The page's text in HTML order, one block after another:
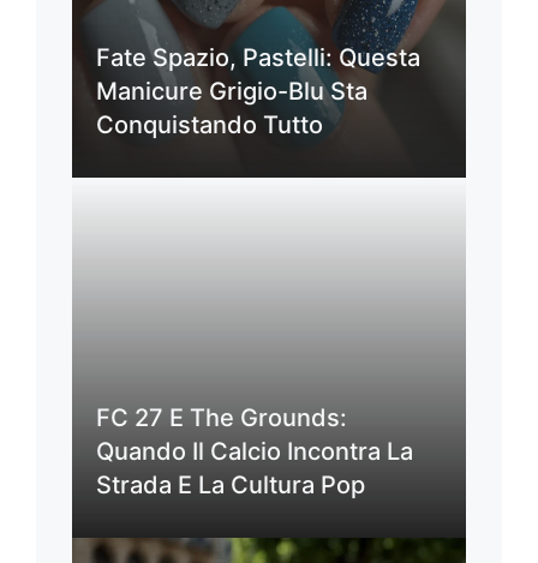
Fate Spazio, Pastelli: Questa
Manicure Grigio-Blu Sta
Conquistando Tutto
FC 27 E The Grounds:
Quando Il Calcio Incontra La
Strada E La Cultura Pop